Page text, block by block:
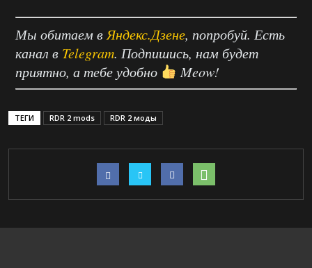
Мы обитаем вЯндекс.Дзене, попробуй. Есть
канал в Telegram. Подпишись, нам будет
приятно, а тебе удобно
Meow!
ТЕГИ RDR 2 mods RDR 2 моды